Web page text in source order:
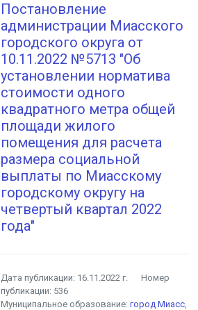
Постановление
администрации Миасского
городского округа от
10.11.2022 №5713 "Об
установлении норматива
стоимости одного
квадратного метра общей
площади жилого
помещения для расчета
размера социальной
выплаты по Миасскому
городскому округу на
четвертый квартал 2022
года"
Дата публикации: 16.11.2022 г.
Номер
публикации: 536
Муниципальное образование:город Миасс,